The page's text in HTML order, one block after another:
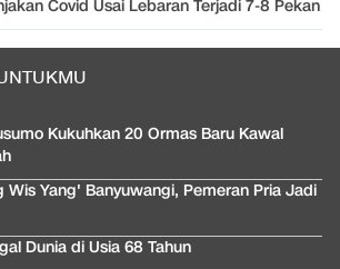
Covid Usai Lebaran Terjadi 7-8 Pekan
Kukuhkan 20 Ormas Baru Kawal
Wis Yang' Banyuwangi, Pemeran Pria Jadi
Dunia di Usia 68 Tahun